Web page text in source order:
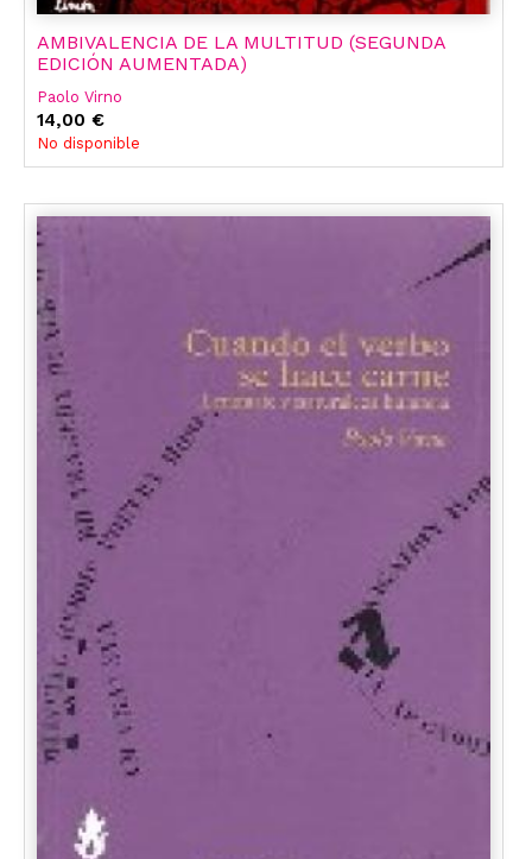
AMBIVALENCIA DE LA MULTITUD (SEGUNDA
EDICIÓN AUMENTADA)
Paolo Virno
14,00 €
No disponible